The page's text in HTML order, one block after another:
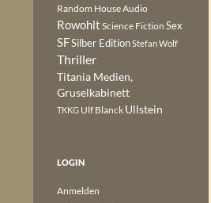
Random House Audio
Rowohlt Science Fiction Sex
SFSilber EditionStefan Wolf
Thriller
Titania Medien,
Gruselkabinett
TKKG Ulf Blanck Ullstein
LOGIN
Anmelden